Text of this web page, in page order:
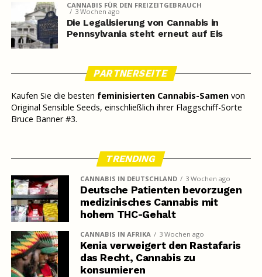
CANNABIS FÜR DEN FREIZEITGEBRAUCH
3 Wochen ago
Die Legalisierung von Cannabis in
Pennsylvania steht erneut auf Eis
PARTNERSEITE
Kaufen Sie die besten feminisierten Cannabis-Samenvon
Original Sensible Seeds, einschließlich ihrer Flaggschiff-Sorte
Bruce Banner #3.
TRENDING
CANNABIS IN DEUTSCHLAND 3 Wochen ago
Deutsche Patienten bevorzugen
medizinisches Cannabis mit
hohem THC-Gehalt
CANNABIS IN AFRIKA 3 Wochen ago
Kenia verweigert den Rastafaris
das Recht, Cannabis zu
konsumieren